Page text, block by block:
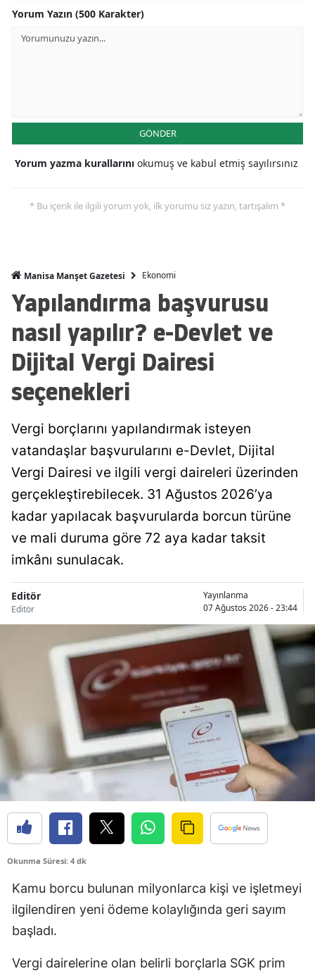
Yorum Yazın (500 Karakter)
GÖNDER
Yorum yazma kurallarını okumuş ve kabul etmiş sayılırsınız
* Bu içerik ile ilgili yorum yok, ilk yorumu siz yazın, tartışalım *
Manisa Manşet Gazetesi Ekonomi
Yapılandırma başvurusu
nasıl yapılır? e-Devlet ve
Dijital Vergi Dairesi
seçenekleri
Vergi borçlarını yapılandırmak isteyen
vatandaşlar başvurularını e-Devlet, Dijital
Vergi Dairesi ve ilgili vergi daireleri üzerinden
gerçekleştirebilecek. 31 Ağustos 2026’ya
kadar yapılacak başvurularda borcun türüne
ve mali duruma göre 72 aya kadar taksit
imkânı sunulacak.
Editör
Editör
Yayınlanma
07 Ağustos 2026 - 23:44
Okunma Süresi: 4 dk
Kamu borcu bulunan milyonlarca kişi ve işletmeyi
ilgilendiren yeni ödeme kolaylığında geri sayım
başladı.
Vergi dairelerine olan belirli borçlarla SGK prim